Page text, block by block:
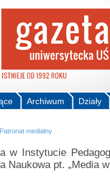
Działy
Archiwum
Patronat medialny
w Instytucie
Naukowa pt. „Media